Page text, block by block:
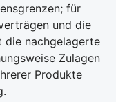
für
und die
die nachgelagerte
Zulagen
Produkte